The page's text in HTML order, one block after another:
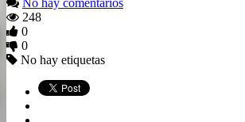
248
0
0
No hay etiquetas